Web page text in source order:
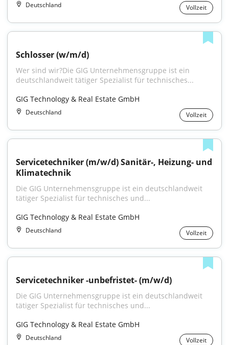
Deutschland Vollzeit
Schlosser (w/m/d)
Wer sind wir?Die GIG Unternehmensgruppe ist ein
deutschlandweit tätiger Spezialist für technisches...
GIG Technology & Real Estate GmbH
Deutschland Vollzeit
Servicetechniker (m/w/d) Sanitär-, Heizung- und
Klimatechnik
Die GIG Unternehmensgruppe ist ein deutschlandweit
tätiger Spezialist für technisches und...
GIG Technology & Real Estate GmbH
Deutschland Vollzeit
Servicetechniker -unbefristet- (m/w/d)
Die GIG Unternehmensgruppe ist ein deutschlandweit
tätiger Spezialist für technisches und...
GIG Technology & Real Estate GmbH
Deutschland Vollzeit